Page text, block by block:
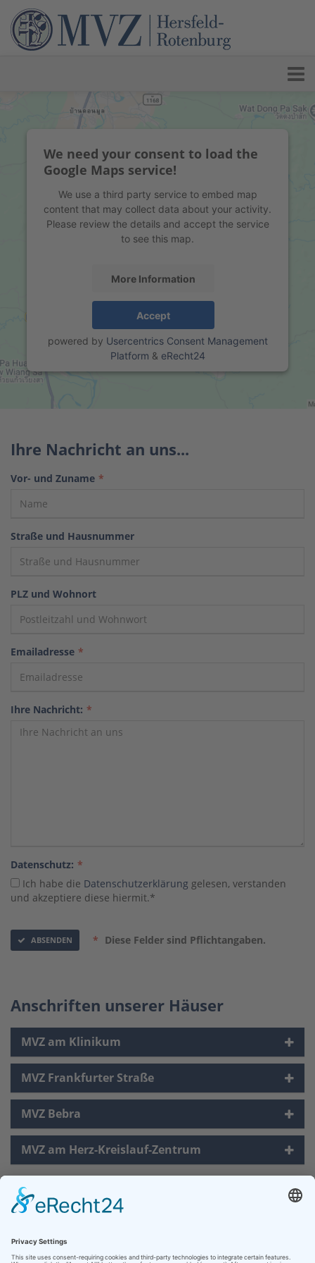
We need your consent to load the
Google Maps service!
We use a third party service to embed map
content that may collect data about your activity.
Please review the details and accept the service
to see this map.
More Information
Accept
powered by Usercentrics Consent Management
Platform & eRecht24
Ihre Nachricht an uns...
Vor- und Zuname *
Straße und Hausnummer
PLZ und Wohnort
Emailadresse *
Ihre Nachricht: *
Datenschutz: *
Ich habe die Datenschutzerklärung gelesen, verstanden
und akzeptiere diese hiermit.*
ABSENDEN * Diese Felder sind Pflichtangaben.
Anschriften unserer Häuser
MVZ am Klinikum
MVZ Frankfurter Straße
MVZ Bebra
MVZ am Herz-Kreislauf-Zentrum
Medizinisches Versorgungszentrum Hersfeld-Rotenburg GmbH